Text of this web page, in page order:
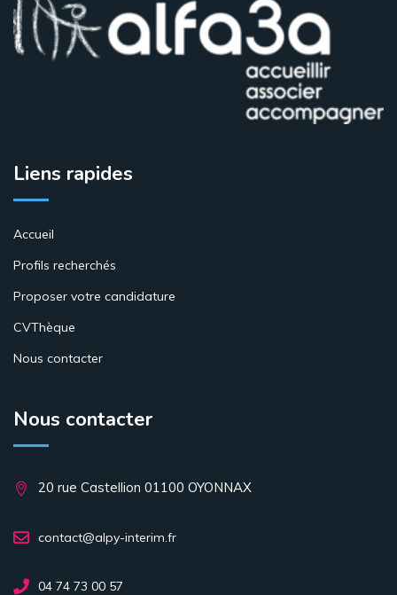
Liens rapides
Accueil
Profils recherchés
Proposer votre candidature
CVThèque
Nous contacter
Nous contacter
20 rue Castellion 01100 OYONNAX
contact@alpy-interim.fr
04 74 73 00 57